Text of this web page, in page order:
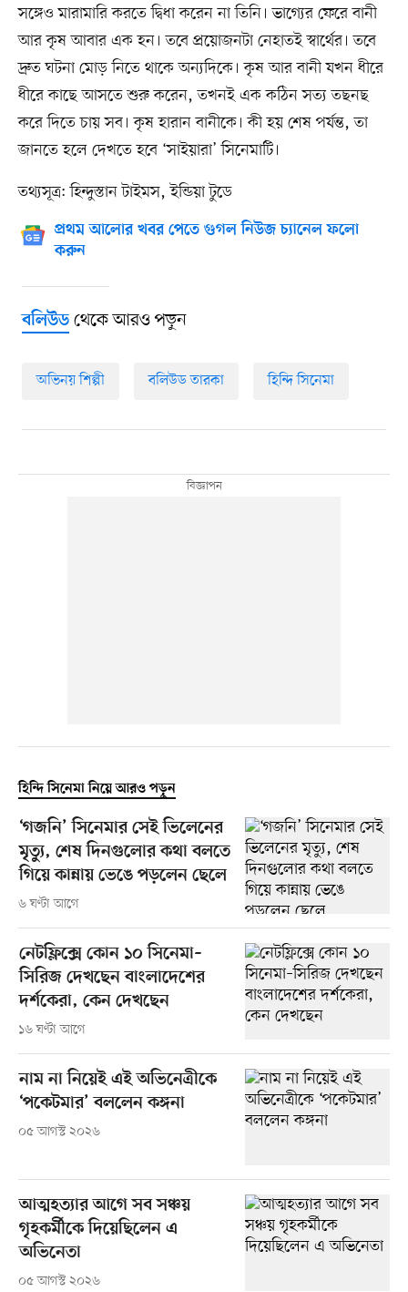
সঙ্গেও মারামারি করতে দ্বিধা করেন না তিনি। ভাগ্যের ফেরে বানী
আর কৃষ আবার এক হন। তবে প্রয়োজনটা নেহাতই স্বার্থের। তবে
দ্রুত ঘটনা মোড় নিতে থাকে অন্যদিকে। কৃষ আর বানী যখন ধীরে
ধীরে কাছে আসতে শুরু করেন, তখনই এক কঠিন সত্য তছনছ
করে দিতে চায় সব। কৃষ হারান বানীকে। কী হয় শেষ পর্যন্ত, তা
জানতে হলে দেখতে হবে ‘সাইয়ারা’ সিনেমাটি।
তথ্যসূত্র: হিন্দুস্তান টাইমস, ইন্ডিয়া টুডে
প্রথম আলোর খবর পেতে গুগল নিউজ চ্যানেল ফলো
করুন
বলিউডথেকে আরও পড়ুন
অভিনয় শিল্পী বলিউড তারকা হিন্দি সিনেমা
হিন্দি সিনেমা নিয়ে আরও পড়ুন
‘গজনি’ সিনেমার সেই ভিলেনের
মৃত্যু, শেষ দিনগুলোর কথা বলতে
গিয়ে কান্নায় ভেঙে পড়লেন ছেলে
৬ ঘণ্টা আগে
নেটফ্লিক্সে কোন ১০ সিনেমা–
সিরিজ দেখছেন বাংলাদেশের
দর্শকেরা, কেন দেখছেন
১৬ ঘণ্টা আগে
নাম না নিয়েই এই অভিনেত্রীকে
‘পকেটমার’ বললেন কঙ্গনা
০৫ আগস্ট ২০২৬
আত্মহত্যার আগে সব সঞ্চয়
গৃহকর্মীকে দিয়েছিলেন এ
অভিনেতা
০৫ আগস্ট ২০২৬